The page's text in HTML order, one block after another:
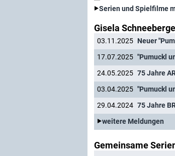
Serien und Spielfilme
Gisela
03.11.2025 Neuer
17.07.2025 "Pumuckl
24.05.2025
03.04.2025
29.04.2024
weitere Meldungen
Gemeinsame